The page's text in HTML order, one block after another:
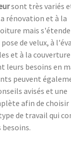
sont très variés
rénovation et à la
mais
de velux, à
et à la
leurs besoins en
peuvent
avisés et une
afin de choisir
de travail qui
besoins.